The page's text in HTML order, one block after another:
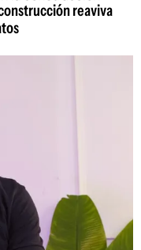
reaviva